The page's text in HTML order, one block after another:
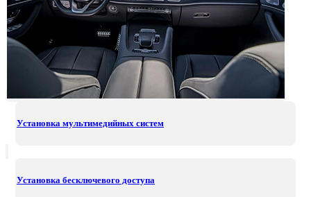
Установка мультимедийных систем
Установка бесключевого доступа